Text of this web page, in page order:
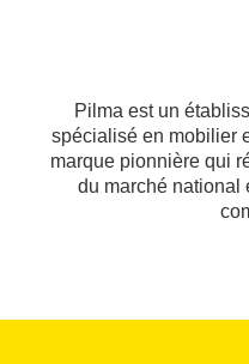
Pilma est un
spécialisé en mobilier
marque pionnière qui
du marché national